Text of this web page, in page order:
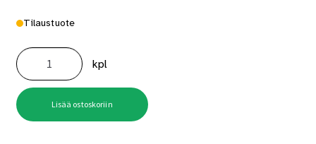
Tilaustuote
BOBI
TRIO
i,
RST
postilaatikko
määrä
kpl
Lisää ostoskoriin